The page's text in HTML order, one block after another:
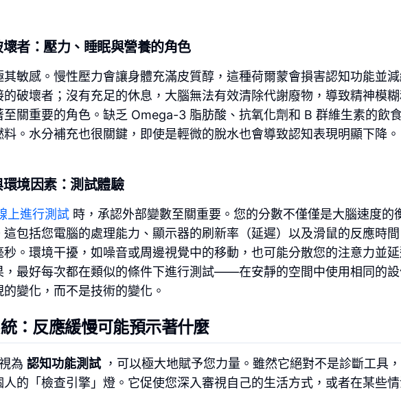
者：壓力、睡眠與營養的角色
敏感。慢性壓力會讓身體充滿皮質醇，這種荷爾蒙會損害認知功能並
破壞者；沒有充足的休息，大腦無法有效清除代謝廢物，導致精神模
關重要的角色。缺乏 Omega-3 脂肪酸、抗氧化劑和 B 群維生素的飲
。水分補充也很關鍵，即使是輕微的脫水也會導致認知表現明顯下降。
境因素：測試體驗
上進行測試 時，承認外部變數至關重要。您的分數不僅僅是大腦速度的
包括您電腦的處理能力、顯示器的刷新率（延遲）以及滑鼠的反應時
。環境干擾，如噪音或周邊視覺中的移動，也可能分散您的注意力並
，最好每次都在類似的條件下進行測試——在安靜的空間中使用相同的
變化，而不是技術的變化。
：反應緩慢可能預示著什麼
為 認知功能測試 ，可以極大地賦予您力量。雖然它絕對不是診斷工具
的「檢查引擎」燈。它促使您深入審視自己的生活方式，或者在某些